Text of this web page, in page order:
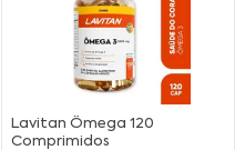
Lavitan Ômega 120
Comprimidos